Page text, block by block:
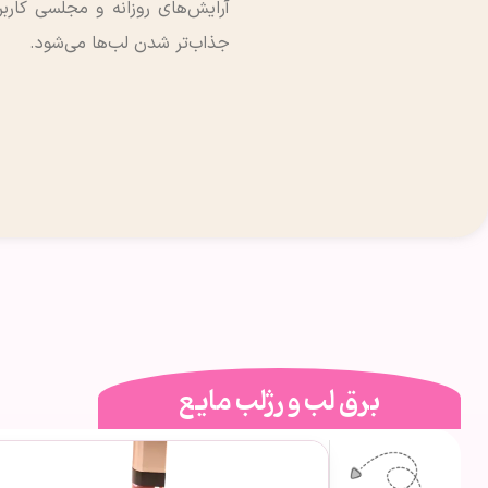
آرایش‌های روزانه و مجلسی
جذاب‌تر شدن لب‌ها می‌شود.
برق لب و رژلب مایع